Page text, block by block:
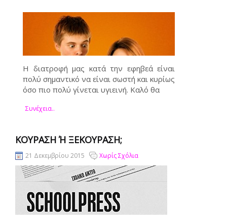
Η διατροφή μας κατά την εφηβεά είναι
πολύ σημαντικό να είναι σωστή και κυρίως
όσο πιο πολύ γίνεται υγιεινή. Καλό θα
Συνέχεια..
ΚΟΎΡΑΣΗ Ή ΞΕΚΟΎΡΑΣΗ;
21 Δεκεμβρίου 2015 Χωρίς Σχόλια